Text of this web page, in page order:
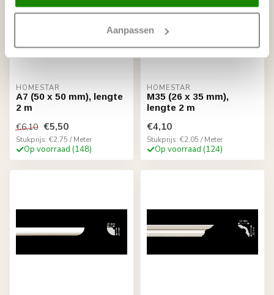
Aanpassen
HOMESTAR
A7 (50 x 50 mm), lengte
2 m
€6,10 €5,50
Stukprijs: €2,75 / Meter
Op voorraad (148)
HOMESTAR
M35 (26 x 35 mm),
lengte 2 m
€4,10
Stukprijs: €2,05 / Meter
Op voorraad (124)